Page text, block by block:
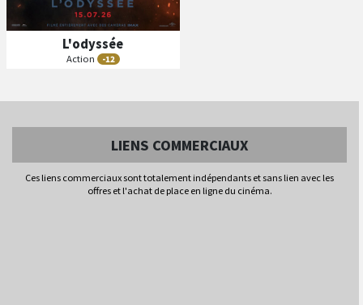
LesSéances
Son Audio 7.1
L'odyssée
Action -12
LIENS COMMERCIAUX
Ces liens commerciaux sont totalement indépendants et sans lien avec les
offres et l'achat de place en ligne du cinéma.